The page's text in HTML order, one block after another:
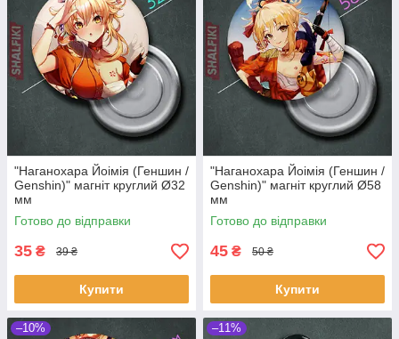
"Наганохара Йоімія (Геншин /
Genshin)" магніт круглий Ø32
мм
Готово до відправки
35 ₴ 39 ₴
Купити
"Наганохара Йоімія (Геншин /
Genshin)" магніт круглий Ø58
мм
Готово до відправки
45 ₴ 50 ₴
Купити
–10% –11%